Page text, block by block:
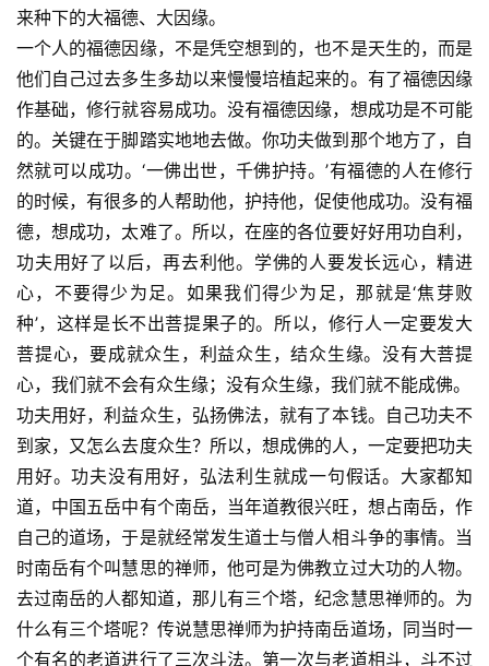
资
讯
八
点
僧
音
高
僧
访
谈
心
乐
菩
提
专
题
公
来种下的大福德、大因缘。
一个人的福德因缘，不是凭空想到的，也不是天生的，而是
他们自己过去多生多劫以来慢慢培植起来的。有了福德因缘
作基础，修行就容易成功。没有福德因缘，想成功是不可能
的。关键在于脚踏实地地去做。你功夫做到那个地方了，自
然就可以成功。‘一佛出世，千佛护持。’有福德的人在修行
的时候，有很多的人帮助他，护持他，促使他成功。没有福
德，想成功，太难了。所以，在座的各位要好好用功自利，
功夫用好了以后，再去利他。学佛的人要发长远心，精进
心，不要得少为足。如果我们得少为足，那就是‘焦芽败
种’，这样是长不出菩提果子的。所以，修行人一定要发大
菩提心，要成就众生，利益众生，结众生缘。没有大菩提
心，我们就不会有众生缘；没有众生缘，我们就不能成佛。
功夫用好，利益众生，弘扬佛法，就有了本钱。自己功夫不
到家，又怎么去度众生？所以，想成佛的人，一定要把功夫
用好。功夫没有用好，弘法利生就成一句假话。大家都知
道，中国五岳中有个南岳，当年道教很兴旺，想占南岳，作
自己的道场，于是就经常发生道士与僧人相斗争的事情。当
时南岳有个叫慧思的禅师，他可是为佛教立过大功的人物。
去过南岳的人都知道，那儿有三个塔，纪念慧思禅师的。为
什么有三个塔呢？传说慧思禅师为护持南岳道场，同当时一
个有名的老道进行了三次斗法。第一次与老道相斗，斗不过